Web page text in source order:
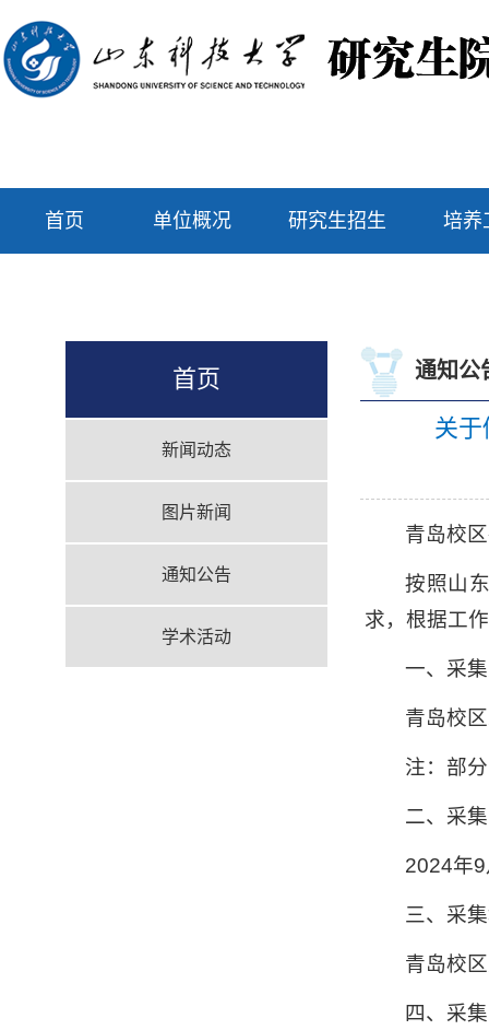
首页 单位概况 研究生招生 培养
首页
新闻动态
图片新闻
通知公告
学术活动
通知公
关于
青岛校
按照山
求，根据工
一、采
青岛校
注：部
二、采
2024年
三、采
青岛校
四、采